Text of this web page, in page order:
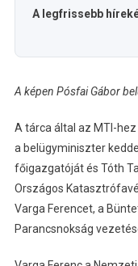
A legfrissebb
A képen Pósfai Gábor
A tárca által az MTI-
a belügyminiszter
főigazgatóját és Tóth
Országos
Varga Ferencet, a
Parancsnokság